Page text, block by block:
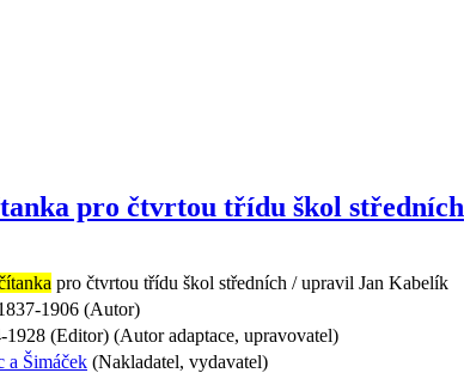
pro čtvrtou třídu škol středních
pro čtvrtou třídu škol středních / upravil Jan Kabelík
1906 (Autor)
1928 (Editor) (Autor adaptace, upravovatel)
a Šimáček (Nakladatel, vydavatel)